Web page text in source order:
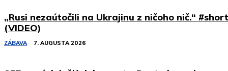
„Rusi nezaútočili na Ukrajinu z ničoho nič.“
(VIDEO)
ZÁBAVA 7. AUGUSTA 2026